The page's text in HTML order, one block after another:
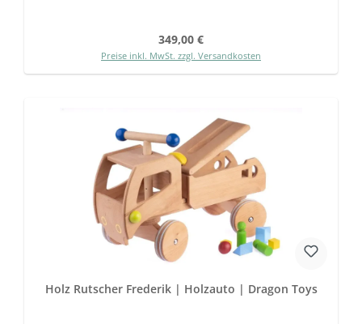
Regulärer Preis:
349,00 €
Preise inkl. MwSt. zzgl. Versandkosten
Holz Rutscher Frederik | Holzauto | Dragon Toys